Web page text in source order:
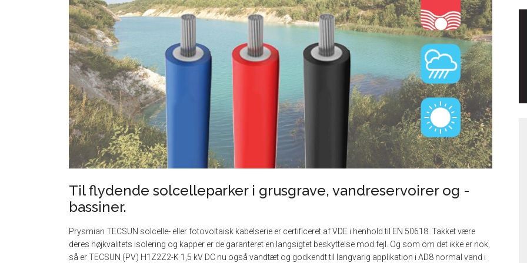
Til flydende solcelleparker i grusgrave, vandreservoirer og -
bassiner.
Prysmian TECSUN solcelle- eller fotovoltaisk kabelserie er certificeret af VDE i henhold til EN 50618. Takket være
deres højkvalitets isolering og kapper er de garanteret en langsigtet beskyttelse mod fejl. Og som om det ikke er nok,
så er TECSUN (PV) H1Z2Z2-K 1,5 kV DC nu også vandtæt og godkendt til langvarig applikation i AD8 normal vand i